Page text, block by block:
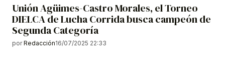
Unión Agüimes-Castro Morales, el Torneo
DIELCA de Lucha Corrida busca campeón de
Segunda Categoría
por Redacción16/07/2025 22:33